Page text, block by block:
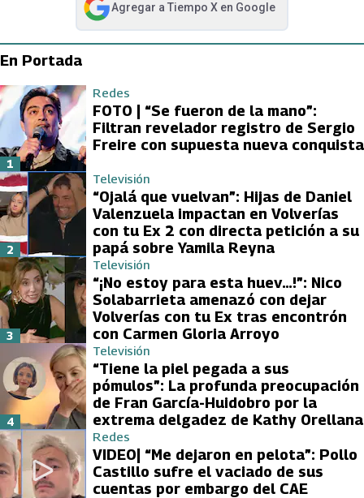
Agregar a Tiempo Xen Google
abre en nueva pestaña
En Portada
Redes
FOTO | “Se fueron de la mano”:
Filtran revelador registro de Sergio
Freire con supuesta nueva conquista
1
Televisión
“Ojalá que vuelvan”: Hijas de Daniel
Valenzuela impactan en Volverías
con tu Ex 2 con directa petición a su
papá sobre Yamila Reyna
2
Televisión
“¡No estoy para esta huev…!”: Nico
Solabarrieta amenazó con dejar
Volverías con tu Ex tras encontrón
con Carmen Gloria Arroyo
3
Televisión
“Tiene la piel pegada a sus
pómulos”: La profunda preocupación
de Fran García-Huidobro por la
extrema delgadez de Kathy Orellana
4
Redes
VIDEO| “Me dejaron en pelota”: Pollo
Castillo sufre el vaciado de sus
cuentas por embargo del CAE